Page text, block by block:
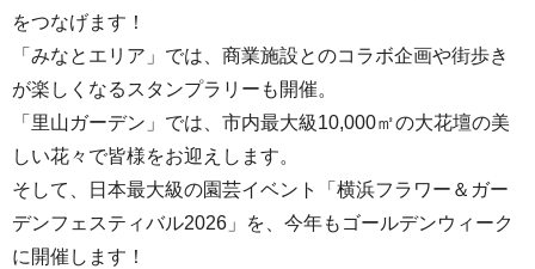
をつなげます！
「みなとエリア」では、商業施設とのコラボ企画や街歩き
が楽しくなるスタンプラリーも開催。
「里山ガーデン」では、市内最大級10,000㎡の大花壇の美
しい花々で皆様をお迎えします。
そして、日本最大級の園芸イベント「横浜フラワー＆ガー
デンフェスティバル2026」を、今年もゴールデンウィーク
に開催します！